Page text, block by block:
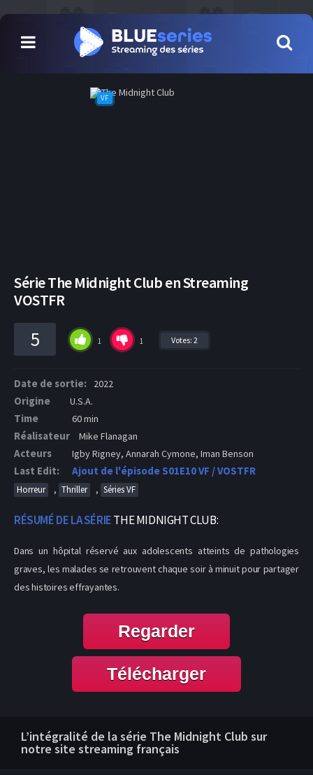
VF
Série The Midnight Club en Streaming
VOSTFR
5 1 1 Votes: 2
Date de sortie: 2022
Origine U.S.A.
Time 60 min
Réalisateur Mike Flanagan
Acteurs Igby Rigney, Annarah Cymone, Iman Benson
Last Edit: Ajout de l'épisode S01E10 VF / VOSTFR
Horreur , Thriller , Séries VF
RÉSUMÉ DE LA SÉRIETHE MIDNIGHT CLUB:
Dans un hôpital réservé aux adolescents atteints de pathologies
graves, les malades se retrouvent chaque soir à minuit pour partager
des histoires effrayantes.
Regarder
Télécharger
L’intégralité de la série The Midnight Club sur
notre site streaming français